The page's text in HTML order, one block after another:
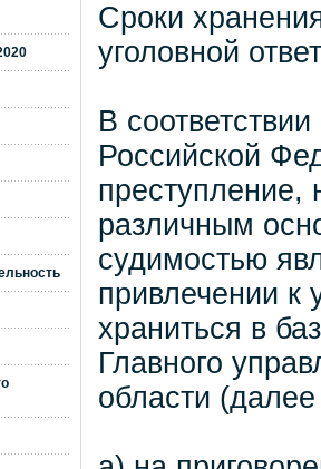
Сроки
уголовной
В
Российской
преступление,
различным
судимостью
привлечении к
храниться в
Главного
области